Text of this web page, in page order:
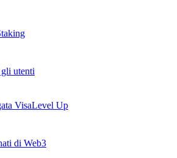
utenti
VisaLevel Up
di Web3